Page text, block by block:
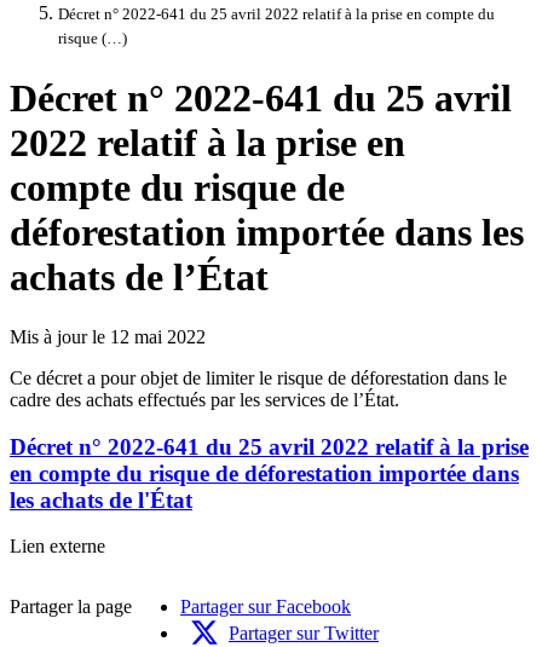
Décret n° 2022-641 du 25 avril 2022 relatif à la prise en compte du
risque (…)
Décret n° 2022-641 du 25 avril
2022 relatif à la prise en
compte du risque de
déforestation importée dans les
achats de l’État
Mis à jour le 12 mai 2022
Ce décret a pour objet de limiter le risque de déforestation dans le
cadre des achats effectués par les services de l’État.
Décret n° 2022-641 du 25 avril 2022 relatif à la prise
en compte du risque de déforestation importée dans
les achats de l'État
Décret
641
Lien externe
Partager la page
Partager sur Facebook
Partager sur Twitter